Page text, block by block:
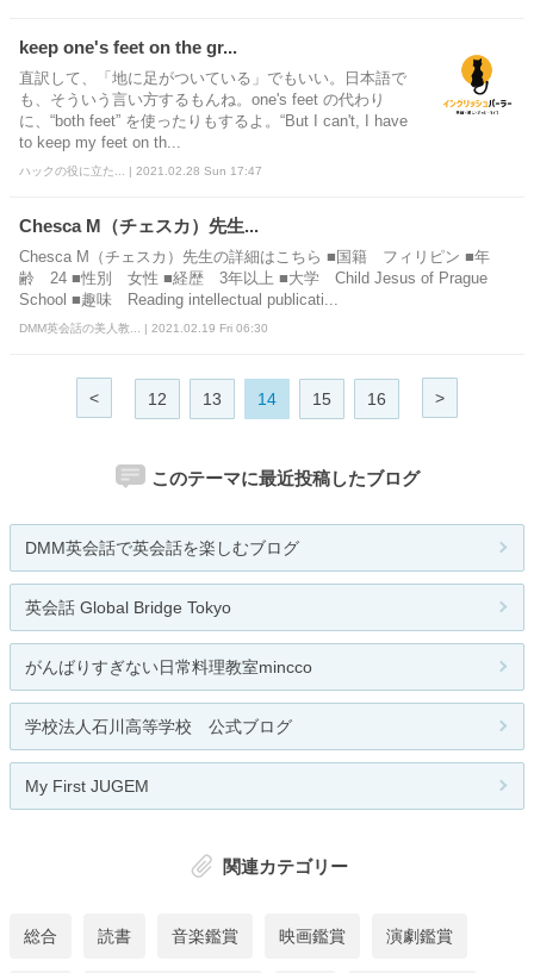
keep one's feet on the gr...
直訳して、「地に足がついている」でもいい。日本語で
も、そういう言い方するもんね。one's feet の代わり
に、“both feet” を使ったりもするよ。“But I can't, I have
to keep my feet on th...
ハックの役に立た... | 2021.02.28 Sun 17:47
Chesca M（チェスカ）先生...
Chesca M（チェスカ）先生の詳細はこちら ■国籍 フィリピン ■年
齢 24 ■性別 女性 ■経歴 3年以上 ■大学 Child Jesus of Prague
School ■趣味 Reading intellectual publicati...
DMM英会話の美人教... | 2021.02.19 Fri 06:30
< 12 13 14 15 16 >
このテーマに最近投稿したブログ
DMM英会話で英会話を楽しむブログ
英会話 Global Bridge Tokyo
がんばりすぎない日常料理教室mincco
学校法人石川高等学校 公式ブログ
My First JUGEM
関連カテゴリー
総合 読書 音楽鑑賞 映画鑑賞 演劇鑑賞